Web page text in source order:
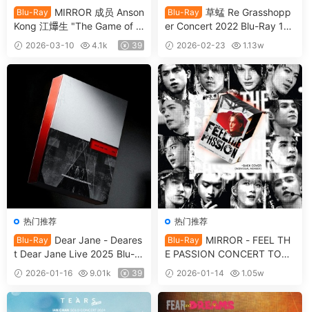
Blu-Ray
MIRROR 成员 Anson
Kong 江𤒹生 "The Game of Li
fe " In My Sight Solo Concert
2024 1080i [自购原盘] [BDIS
O 2BD 34.5GB]
2026-03-10 4.1k 39
Blu-Ray
草蜢 Re Grasshopp
er Concert 2022 Blu-Ray 10
80i [自购原盘] [BDISO 2BD 5
3.5GB]
2026-02-23
1.13w
热门推荐
Blu-Ray
Dear Jane - Deares
t Dear Jane Live 2025 Blu-ra
y 1080p AVC DTS-HDMA 5.1
[自购原盘] [全网首发] [BDISO
2BD 61.4GB]
2026-01-16 9.01k 39
热门推荐
Blu-Ray
MIRROR - FEEL TH
E PASSION CONCERT TOUR
2024 Blu-ray 1080p AVC DT
S-HDMA 5.1 [自购原盘] [全网
首发] [BDISO 2BD 67.4GB]
2026-01-14
1.05w